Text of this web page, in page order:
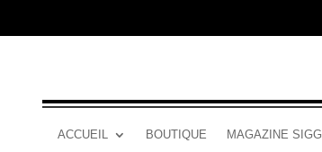
ACCUEIL BOUTIQUE MAGAZINE SIGGI